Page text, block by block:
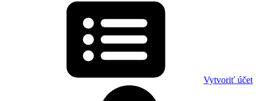
Vytvoriť účet